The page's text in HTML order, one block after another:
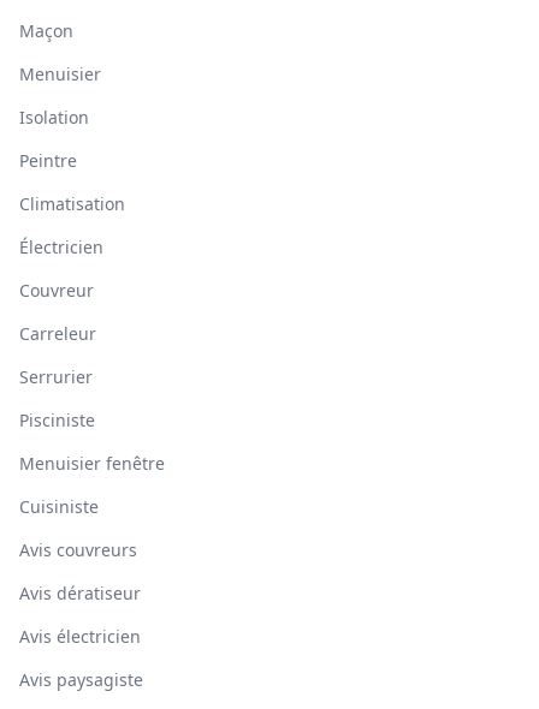
Maçon
Menuisier
Isolation
Peintre
Climatisation
Électricien
Couvreur
Carreleur
Serrurier
Pisciniste
Menuisier fenêtre
Cuisiniste
Avis couvreurs
Avis dératiseur
Avis électricien
Avis paysagiste